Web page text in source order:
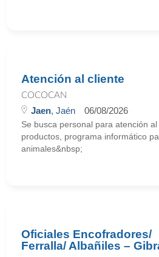
Atención al cliente
COCOCAN
Jaen, Jaén 06/08/2026
Se busca personal para atención
productos, programa informático
animales&nbsp;
Oficiales Encofradores/
Ferralla/ Albañiles –